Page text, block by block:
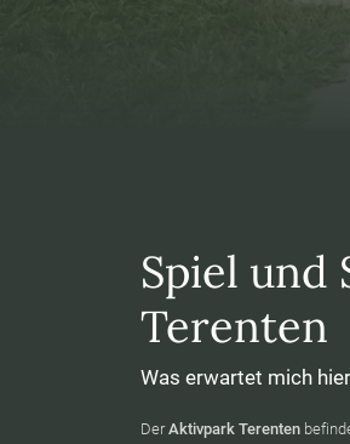
Spiel und
Terenten
Was erwartet mich
DerAktivpark Terenten